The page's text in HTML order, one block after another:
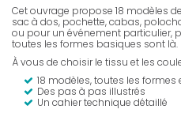
Cet ouvrage propose 18 modèles
sac à dos, pochette, cabas,
ou pour un événement particulier,
toutes les formes basiques sont là.
À vous de choisir le tissu et les
18 modèles, toutes les formes
Des pas à pas illustrés
Un cahier technique détaillé